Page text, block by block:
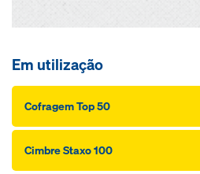
Em utilização
Cofragem Top 50
Cimbre Staxo 100